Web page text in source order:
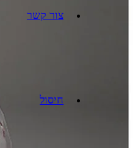
צור קשר
חיסול